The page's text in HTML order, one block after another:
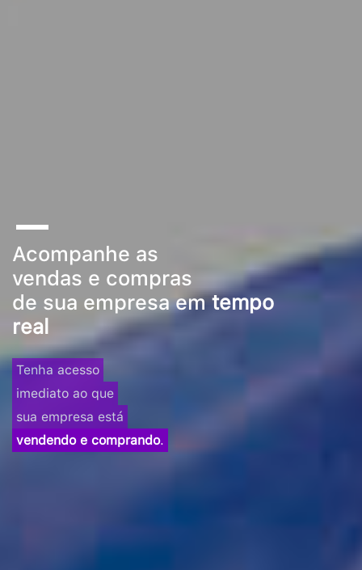
Acompanhe as
vendas e compras
de sua empresa emtempo
real
Tenha acesso
imediato ao que
sua empresa está
vendendo e comprando.